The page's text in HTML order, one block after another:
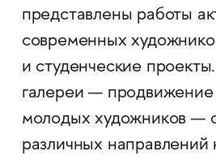
представлены работы
современных
и студенческие
галереи —
молодых художников —
различных направлений